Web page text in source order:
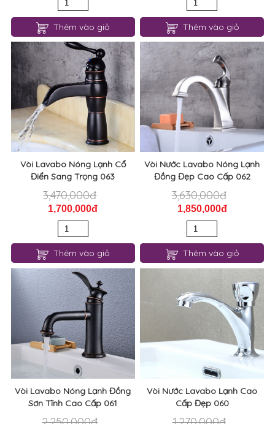
Thêm vào giỏ Thêm vào giỏ
Vòi Lavabo Nóng Lạnh Cổ
Điển Sang Trọng 063
3,470,000đ
1,700,000đ
Thêm vào giỏ
Vòi Nước Lavabo Nóng Lạnh
Đồng Đẹp Cao Cấp 062
3,630,000đ
1,850,000đ
Thêm vào giỏ
Vòi Lavabo Nóng Lạnh Đồng
Sơn Tĩnh Cao Cấp 061
Vòi Nước Lavabo Lạnh Cao
Cấp Đẹp 060